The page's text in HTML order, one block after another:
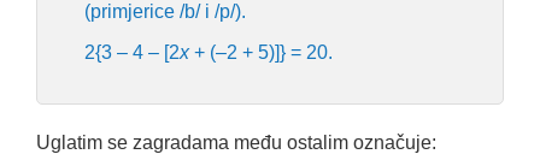
(primjerice /b/ i /p/).
2{3 – 4 – [2x+ (–2 + 5)]} = 20.
Uglatim se zagradama među ostalim označuje: